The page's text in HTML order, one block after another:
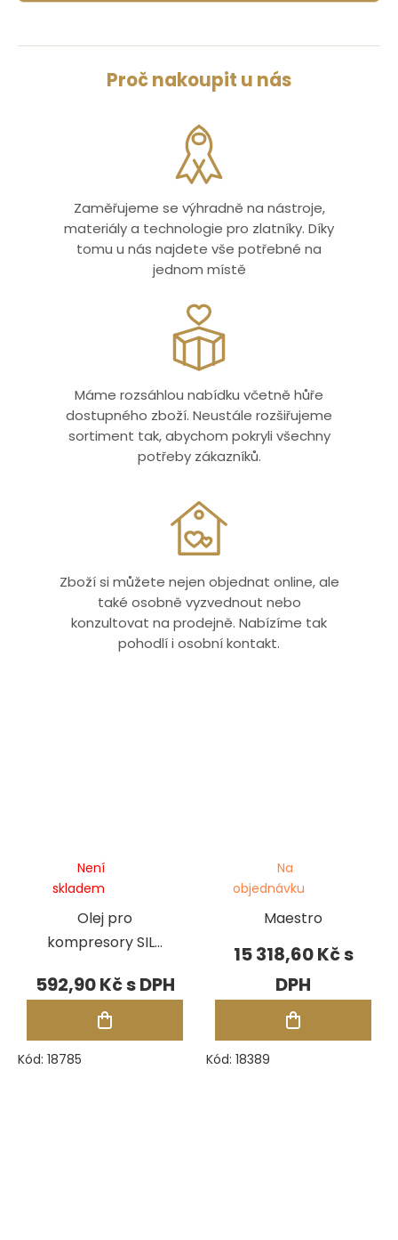
Proč nakoupit u nás
Zaměřujeme se výhradně na nástroje,
materiály a technologie pro zlatníky. Díky
tomu u nás najdete vše potřebné na
jednom místě
Máme rozsáhlou nabídku včetně hůře
dostupného zboží. Neustále rozšiřujeme
sortiment tak, abychom pokryli všechny
potřeby zákazníků.
Zboží si můžete nejen objednat online, ale
také osobně vyzvednout nebo
konzultovat na prodejně. Nabízíme tak
pohodlí i osobní kontakt.
Olej pro
kompresory SIL-
Není
skladem
592,90 Kč
Kód: 18785
Maestro
Na
objednávku
15 318,60 Kč
Kód: 18389